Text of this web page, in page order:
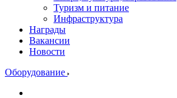
Туризм и питание
Инфраструктура
Награды
Вакансии
Новости
Оборудование